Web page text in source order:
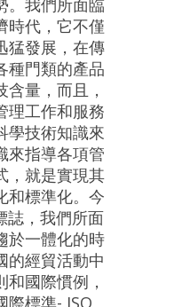
。我們所面臨
時代，它不僅
猛發展，在傳
種門類的產品
量，而且，
理工作和服務
學技術知識來
來指導各項管
，就是實現其
和標準化。今
誌，我們所面
於一體化的時
的經貿活動中
國際慣例，
際標準- ISO